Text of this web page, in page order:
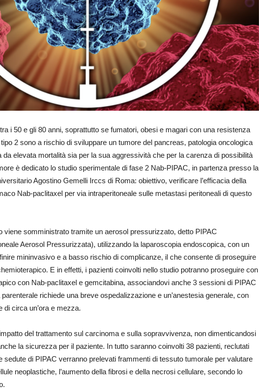
i 50 e gli 80 anni, soprattutto se fumatori, obesi e magari con una resistenza
tipo 2 sono a rischio di sviluppare un tumore del pancreas, patologia oncologica
elevata mortalità sia per la sua aggressività che per la carenza di possibilità
è dedicato lo studio sperimentale di fase 2 Nab-PIPAC, in partenza presso la
Agostino Gemelli Irccs di Roma: obiettivo, verificare l’efficacia della
Nab-paclitaxel per via intraperitoneale sulle metastasi peritoneali di questo
viene somministrato tramite un aerosol pressurizzato, detto PIPAC
Aerosol Pressurizzata), utilizzando la laparoscopia endoscopica, con un
mininvasivo e a basso rischio di complicanze, il che consente di proseguire
E in effetti, i pazienti coinvolti nello studio potranno proseguire con
con Nab-paclitaxel e gemcitabina, associandovi anche 3 sessioni di PIPAC
richiede una breve ospedalizzazione e un’anestesia generale, con
circa un’ora e mezza.
del trattamento sul carcinoma e sulla sopravvivenza, non dimenticandosi
la sicurezza per il paziente. In tutto saranno coinvolti 38 pazienti, reclutati
sedute di PIPAC verranno prelevati frammenti di tessuto tumorale per valutare
neoplastiche, l’aumento della fibrosi e della necrosi cellulare, secondo lo